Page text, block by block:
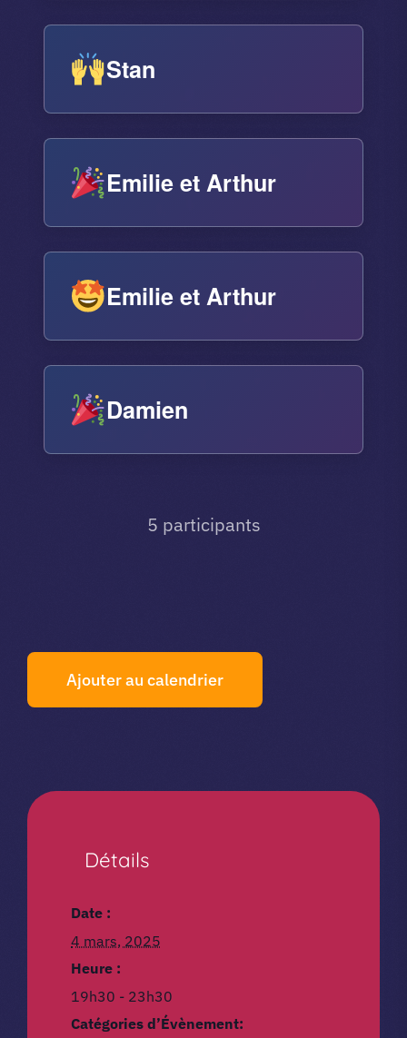
Stan
Emilie et Arthur
Emilie et Arthur
Damien
5 participants
Ajouter au calendrier
Détails
Date :
4 mars, 2025
Heure :
19h30 - 23h30
Catégories d’Évènement: